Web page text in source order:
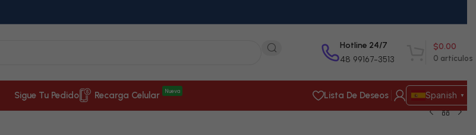
Hotline 24/7
48 99167-3513 0 artículos
$0.00
Sigue Tu Pedido Recarga Celular Nueva Lista De Deseos Spanish ▼